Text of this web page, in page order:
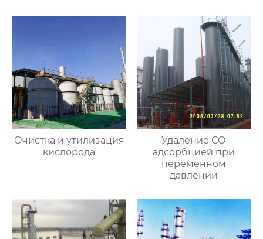
Очистка и утилизация
кислорода
Удаление СО
адсорбцией при
переменном
давлении